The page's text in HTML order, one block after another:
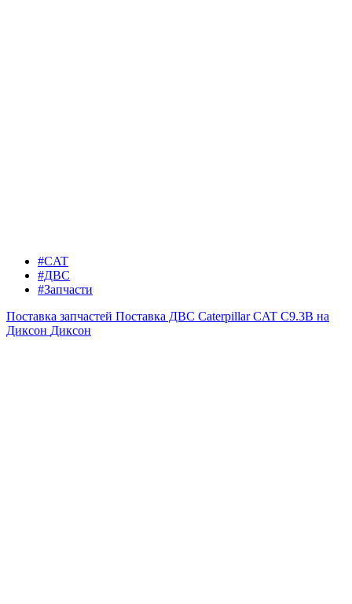
#CAT
#ДВС
#Запчасти
Поставка запчастей Поставка ДВС Caterpillar CAT C9.3B на
Диксон Диксон